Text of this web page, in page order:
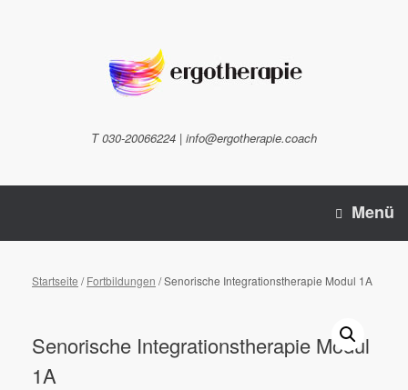
T 030-20066224 | info@ergotherapie.coach
Menü
Startseite /Fortbildungen / Senorische Integrationstherapie Modul 1A
Senorische Integrationstherapie Modul
1A